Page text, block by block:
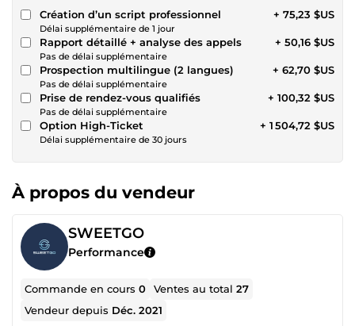
Création d’un script professionnel
Délai supplémentaire de 1 jour
+ 75,23 $US
Rapport détaillé + analyse des appels
Pas de délai supplémentaire
+ 50,16 $US
Prospection multilingue (2 langues)
Pas de délai supplémentaire
+ 62,70 $US
Prise de rendez-vous qualifiés
Pas de délai supplémentaire
+ 100,32 $US
Option High-Ticket
Délai supplémentaire de 30 jours
+ 1 504,72 $US
À propos du vendeur
SWEETGO
Performance
Commande en cours0 Ventes au total27
Vendeur depuis Déc. 2021